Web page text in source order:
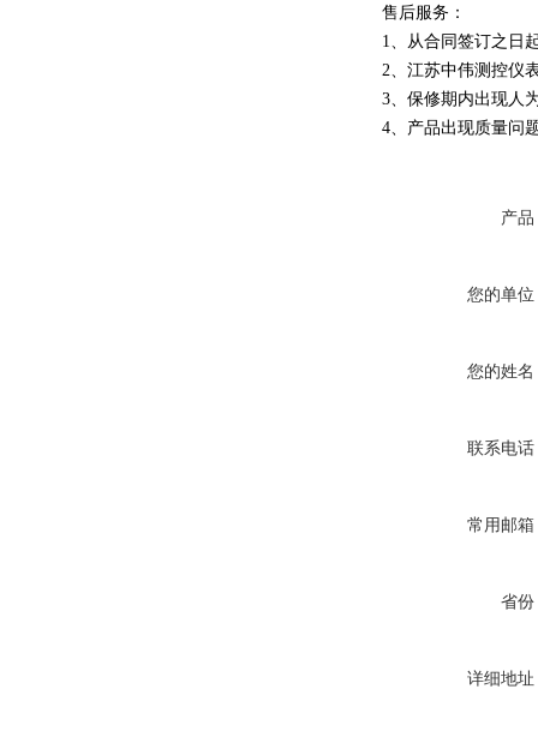
售后服务：
1、从合同签订之日
2、江苏中伟测控仪
3、保修期内出现人
4、产品出现质量问
产品
您的单位
您的姓名
联系电话
常用邮箱
省份
详细地址